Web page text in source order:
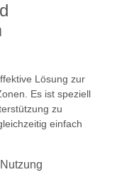
Lösung zur
Es ist speziell
zu
einfach